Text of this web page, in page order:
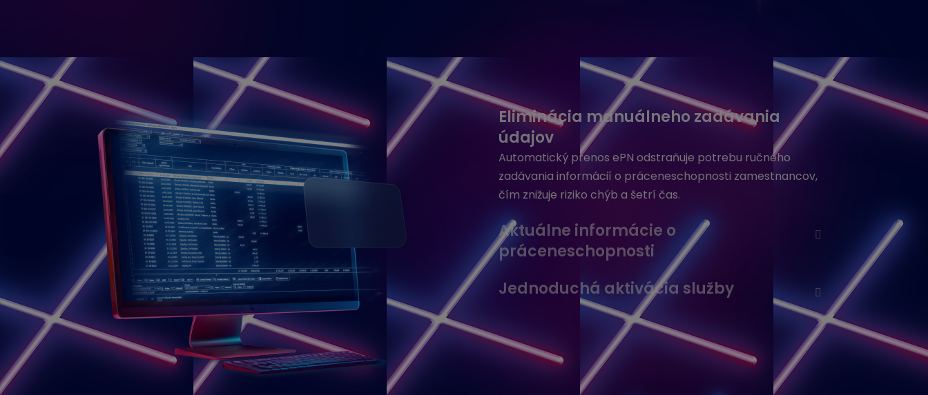
Eliminácia manuálneho zadávania
údajov
Automatický prenos ePN odstraňuje potrebu ručného
zadávania informácií o práceneschopnosti zamestnancov,
čím znižuje riziko chýb a šetrí čas.
Aktuálne informácie o
práceneschopnosti
Jednoduchá aktivácia služby